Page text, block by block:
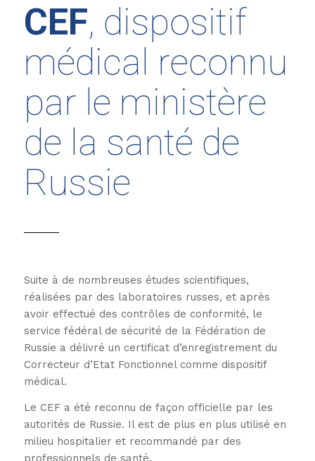
CEF, dispositif
médical reconnu
par le ministère
de la santé de
Russie
Suite à de nombreuses études scientifiques,
réalisées par des laboratoires russes, et après
avoir effectué des contrôles de conformité, le
service fédéral de sécurité de la Fédération de
Russie a délivré un certificat d’enregistrement du
Correcteur d’Etat Fonctionnel comme dispositif
médical.
Le CEF a été reconnu de façon officielle par les
autorités de Russie. Il est de plus en plus utilisé en
milieu hospitalier et recommandé par des
professionnels de santé.